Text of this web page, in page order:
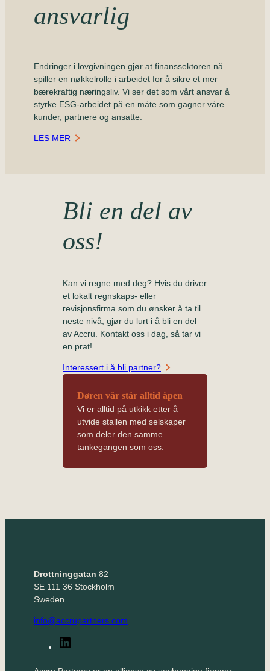
ansvarlig
Endringer i lovgivningen gjør at finanssektoren nå
spiller en nøkkelrolle i arbeidet for å sikre et mer
bærekraftig næringsliv. Vi ser det som vårt ansvar å
styrke ESG-arbeidet på en måte som gagner våre
kunder, partnere og ansatte.
LES MER
Bli en del av
oss!
Kan vi regne med deg? Hvis du driver
et lokalt regnskaps- eller
revisjonsfirma som du ønsker å ta til
neste nivå, gjør du lurt i å bli en del
av Accru. Kontakt oss i dag, så tar vi
en prat!
Interessert i å bli partner?
Døren vår står alltid åpen
Vi er alltid på utkikk etter å
utvide stallen med selskaper
som deler den samme
tankegangen som oss.
Drottninggatan 82
SE 111 36 Stockholm
Sweden
info@accrupartners.com